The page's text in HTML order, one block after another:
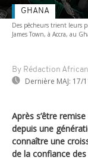
Des pêcheurs trient leurs
James Town, à Accra, au
By Rédaction
Dernière MAJ: 17/
GHANA
Après s’être
depuis une
connaître une
de la confiance